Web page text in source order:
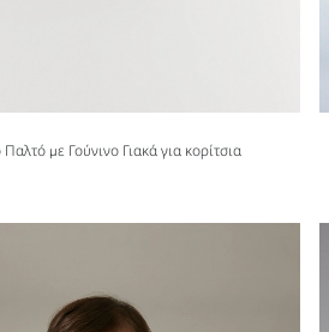
με Γούνινο Γιακά για κορίτσια